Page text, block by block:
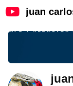
juan